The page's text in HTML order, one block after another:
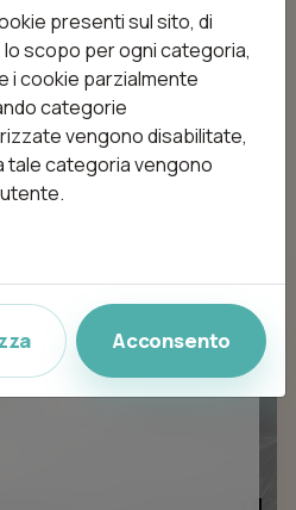
Loginpresenti sul sito, di
scopo per ogni categoria,
i cookie parzialmente
categorie
vengono disabilitate,
tale categoria vengono
Acconsento